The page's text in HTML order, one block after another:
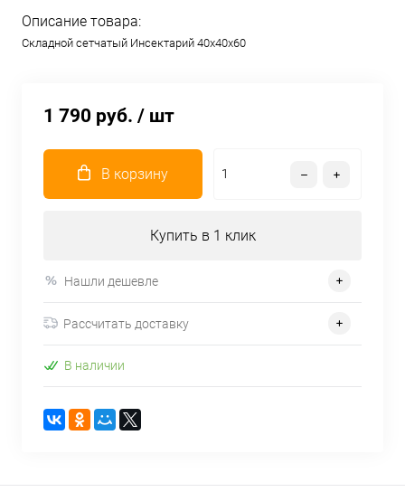
Описание товара:
Складной сетчатый Инсектарий 40х40х60
1 790 руб. / шт
В корзину
Купить в 1 клик
Нашли дешевле
Рассчитать доставку
В наличии